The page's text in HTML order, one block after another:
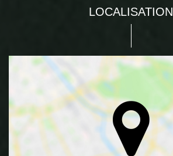
LOCALISATION